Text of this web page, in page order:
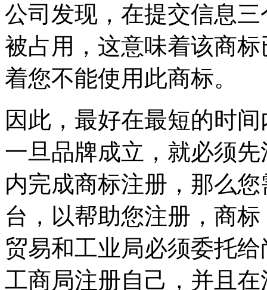
公司发现，在提交信息
被占用，这意味着该商
着您不能使用此商标。
因此，最好在最短的时
一旦品牌成立，就必须
内完成商标注册，那么
台，以帮助您注册，商
贸易和工业局必须委托
工商局注册自己，并且